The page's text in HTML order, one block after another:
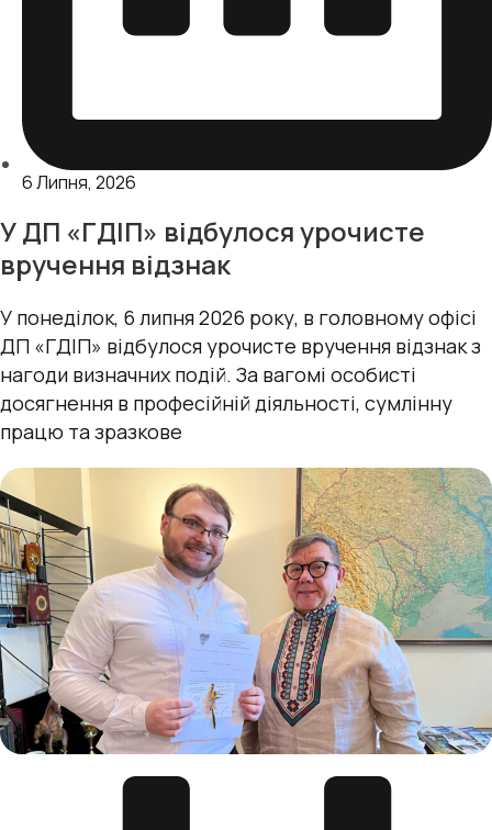
6 Липня, 2026
У ДП «ГДІП» відбулося урочисте
вручення відзнак
У понеділок, 6 липня 2026 року, в головному офісі
ДП «ГДІП» відбулося урочисте вручення відзнак з
нагоди визначних подій. За вагомі особисті
досягнення в професійній діяльності, сумлінну
працю та зразкове